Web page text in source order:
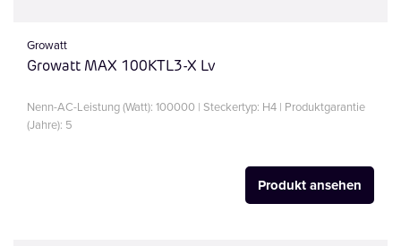
Growatt
Growatt MAX 100KTL3-X Lv
Nenn-AC-Leistung (Watt): 100000 | Steckertyp: H4 | Produktgarantie
(Jahre): 5
Produkt ansehen